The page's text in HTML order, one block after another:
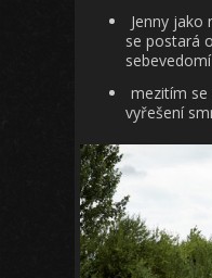
Jenny
se postará
sebevedomí
mezitím se
vyřešení